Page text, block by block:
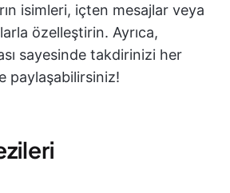
isimleri, içten mesajlar veya
özelleştirin. Ayrıca,
sayesinde takdirinizi her
paylaşabilirsiniz!